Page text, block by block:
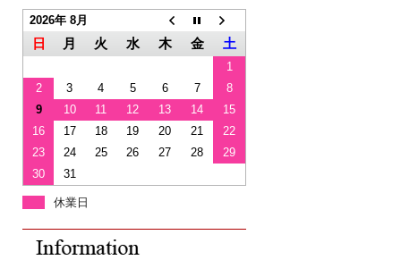
2026年 8月
日 月 火 水 木 金 土
1
2
3 4 5 6 7
8
9
10 11 12 13 14
15
16
17 18 19 20 21
22
23
24 25 26 27 28
29
30
31
休業日